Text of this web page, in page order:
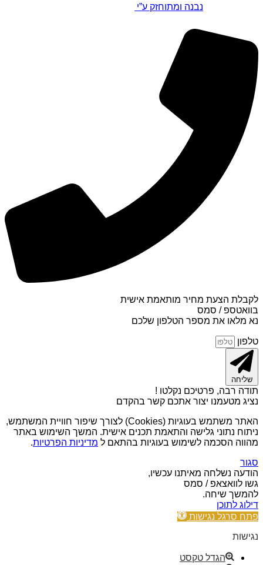
נבנה ומתוחזק ע”י
לקבלת הצעת מחיר מותאמת אישית
בוואטספ / סמס
נא מלאו את מספר הטלפון שלכם
טלפון
שליחה
תודה רבה, פרטיכם נקלטו !
נציג מטעמנו יצור אתכם קשר בהקדם
האתר משתמש בעוגיות (Cookies) לצורך שיפור חוויית המשתמש,
ניתוח נתוני גלישה והתאמת תכנים אישית. המשך השימוש באתר
מהווה הסכמה לשימוש בעוגיות בהתאם ל מדיניות הפרטיות.
סגור
הודעה נשלחה מאיתנו עכשיו,
גשו לוואצאפ / סמס
להמשך שיחה.
דילוג לתוכן
פתח סרגל נגישות
נגישות
הגדל טקסט